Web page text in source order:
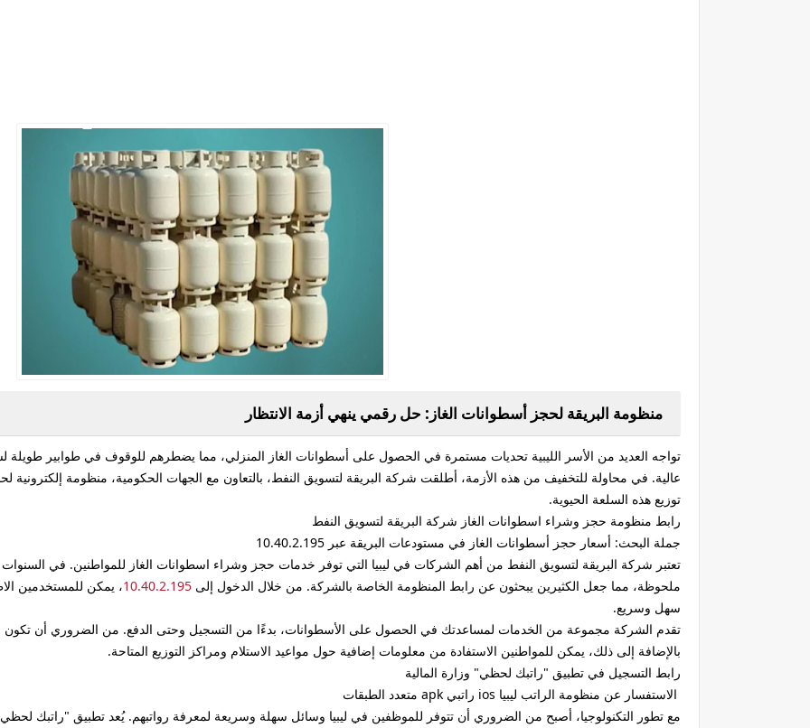
منظومة البريقة لحجز أسطوانات الغاز: حل رقمي ينهي أزمة الانتظار
تواجه العديد من الأسر الليبية تحديات مستمرة في الحصول على أسطوانات الغاز المنزلي، مما يضطرهم للوقوف في طوابير
عالية. في محاولة للتخفيف من هذه الأزمة، أطلقت شركة البريقة لتسويق النفط، بالتعاون مع الجهات الحكومية، منظومة إلكترونية
توزيع هذه السلعة الحيوية.
رابط منظومة حجز وشراء اسطوانات الغاز شركة البريقة لتسويق النفط
جملة البحث: أسعار حجز أسطوانات الغاز في مستودعات البريقة عبر 10.40.2.195
تعتبر شركة البريقة لتسويق النفط من أهم الشركات في ليبيا التي توفر خدمات حجز وشراء اسطوانات الغاز للمواطنين. في
ملحوظة، مما جعل الكثيرين يبحثون عن رابط المنظومة الخاصة بالشركة. من خلال الدخول إلى 10.40.2.195، يمكن للمستخدمين
سهل وسريع.
تقدم الشركة مجموعة من الخدمات لمساعدتك في الحصول على الأسطوانات، بدءًا من التسجيل وحتى الدفع. من الضروري أن تكون
بالإضافة إلى ذلك، يمكن للمواطنين الاستفادة من معلومات إضافية حول مواعيد الاستلام ومراكز التوزيع المتاحة.
رابط التسجيل في تطبيق "راتبك لحظي" وزارة المالية
الاستفسار عن منظومة الراتب ليبيا ios راتبي apk متعدد الطبقات
مع تطور التكنولوجيا، أصبح من الضروري أن تتوفر للموظفين في ليبيا وسائل سهلة وسريعة لمعرفة رواتبهم. يُعد تطبيق "راتبك لحظي"